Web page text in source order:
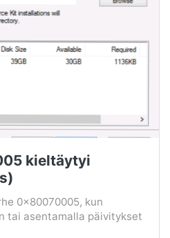
kieltäytyi
0x80070005, kun
tai asentamalla päivitykset